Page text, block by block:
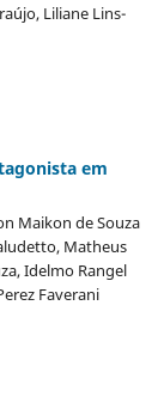
Liliane Lins-
em
Maikon de Souza
Matheus
Idelmo Rangel
Faverani